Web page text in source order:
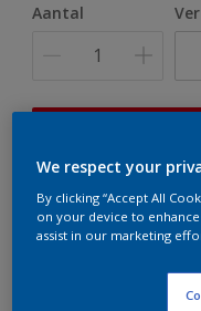
10 L
Aantal
te bestellen. Houd
er hard aan om de
We respect your
By clicking “Accept All
on your device to enhance
assist in our marketing